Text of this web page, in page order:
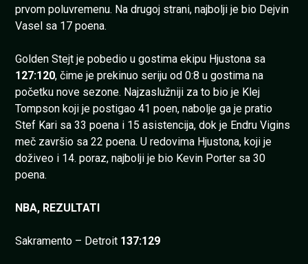
prvom poluvremenu. Na drugoj strani, najbolji je bio Dejvin
Vasel sa 17 poena.
Golden Stejt je pobedio u gostima ekipu Hjustona sa
127:120, čime je prekinuo seriju od 0:8 u gostima na
početku nove sezone. Najzaslužniji za to bio je Klej
Tompson koji je postigao 41 poen, nabolje ga je pratio
Stef Kari sa 33 poena i 15 asistencija, dok je Endru Vigins
meč završio sa 22 poena. U redovima Hjustona, koji je
doživeo i 14. poraz, najbolji je bio Kevin Porter sa 30
poena.
NBA, REZULTATI
Sakramento – Detroit 137:129